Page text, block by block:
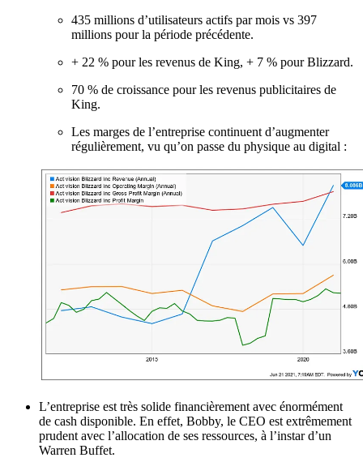
435 millions d’utilisateurs actifs par mois vs 397
millions pour la période précédente.
+ 22 % pour les revenus de King, + 7 % pour Blizzard.
70 % de croissance pour les revenus publicitaires de
King.
Les marges de l’entreprise continuent d’augmenter
régulièrement, vu qu’on passe du physique au digital :
L’entreprise est très solide financièrement avec énormément
de cash disponible. En effet, Bobby, le CEO est extrêmement
prudent avec l’allocation de ses ressources, à l’instar d’un
Warren Buffet.